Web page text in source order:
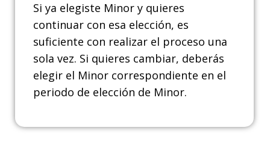
Si ya elegiste Minor y quieres
continuar con esa elección, es
suficiente con realizar el proceso una
sola vez. Si quieres cambiar, deberás
elegir el Minor correspondiente en el
periodo de elección de Minor.